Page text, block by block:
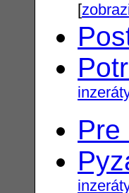
[
Pre